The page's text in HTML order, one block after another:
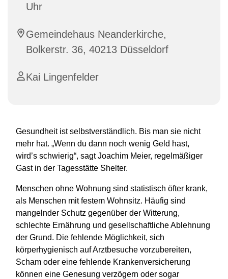
Uhr
Gemeindehaus Neanderkirche,
Bolkerstr. 36, 40213 Düsseldorf
Kai Lingenfelder
Gesundheit ist selbstverständlich. Bis man sie nicht
mehr hat. „Wenn du dann noch wenig Geld hast,
wird’s schwierig“, sagt Joachim Meier, regelmäßiger
Gast in der Tagesstätte Shelter.
Menschen ohne Wohnung sind statistisch öfter krank,
als Menschen mit festem Wohnsitz. Häufig sind
mangelnder Schutz gegenüber der Witterung,
schlechte Ernährung und gesellschaftliche Ablehnung
der Grund. Die fehlende Möglichkeit, sich
körperhygienisch auf Arztbesuche vorzubereiten,
Scham oder eine fehlende Krankenversicherung
können eine Genesung verzögern oder sogar